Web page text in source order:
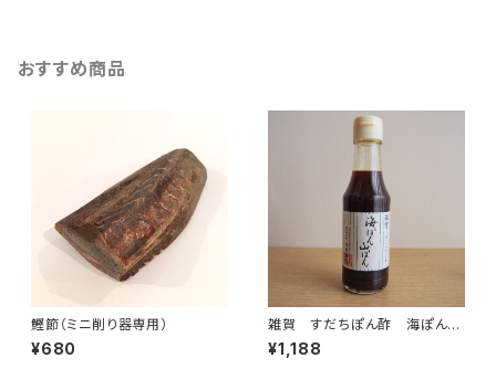
おすすめ商品
鰹節（ミニ削り器専用）
¥680
雑賀 すだちぽん酢 海ぽん山
ぽん 300ml
¥1,188